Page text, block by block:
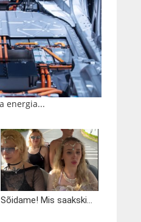
energia...
Sõidame! Mis saakski...